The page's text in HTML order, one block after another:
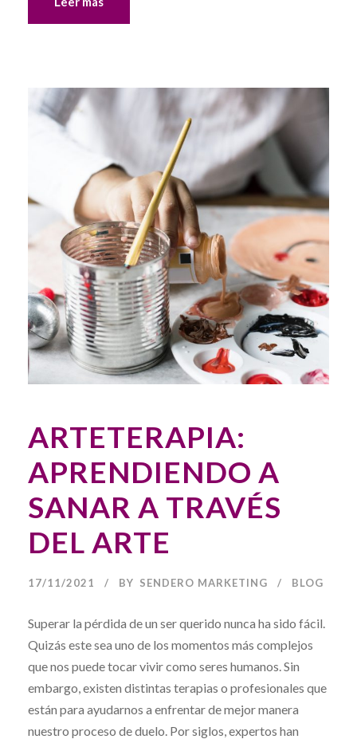
ARTETERAPIA:
APRENDIENDO A
SANAR A TRAVÉS
DEL ARTE
17/11/2021 BY SENDERO MARKETING BLOG
Superar la pérdida de un ser querido nunca ha sido fácil.
Quizás este sea uno de los momentos más complejos
que nos puede tocar vivir como seres humanos. Sin
embargo, existen distintas terapias o profesionales que
están para ayudarnos a enfrentar de mejor manera
nuestro proceso de duelo. Por siglos, expertos han